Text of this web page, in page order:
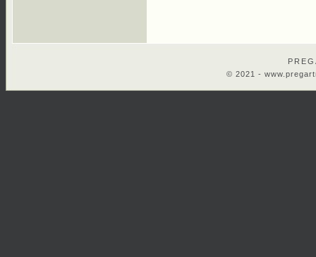
© 2021 -